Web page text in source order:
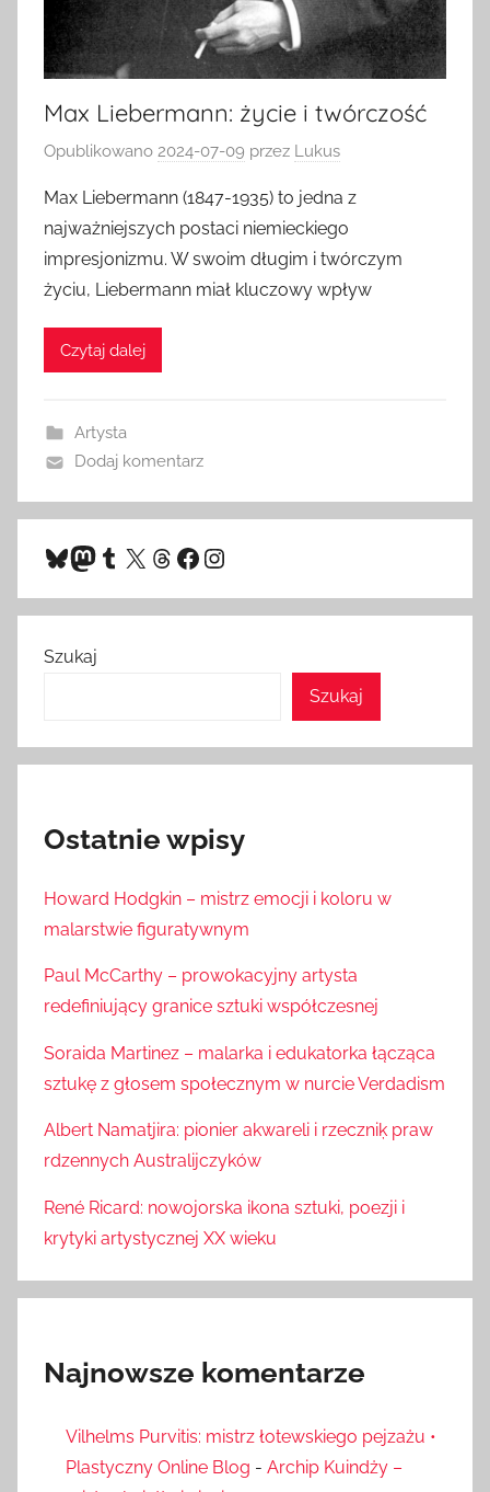
Max Liebermann: życie i twórczość
Opublikowano 2024-07-09 przez Lukus
Max Liebermann (1847-1935) to jedna z
najważniejszych postaci niemieckiego
impresjonizmu. W swoim długim i twórczym
życiu, Liebermann miał kluczowy wpływ
Czytaj dalej
Artysta
Dodaj komentarz
Bluesky
Mastodon
Tumblr
X Threads
Facebook
Instagram
Szukaj
Szukaj
Ostatnie wpisy
Howard Hodgkin – mistrz emocji i koloru w
malarstwie figuratywnym
Paul McCarthy – prowokacyjny artysta
redefiniujący granice sztuki współczesnej
Soraida Martinez – malarka i edukatorka łącząca
sztukę z głosem społecznym w nurcie Verdadism
Albert Namatjira: pionier akwareli i rzeczniķ praw
rdzennych Australijczyków
René Ricard: nowojorska ikona sztuki, poezji i
krytyki artystycznej XX wieku
Najnowsze komentarze
Vilhelms Purvitis: mistrz łotewskiego pejzażu •
Plastyczny Online Blog - Archip Kuindży –